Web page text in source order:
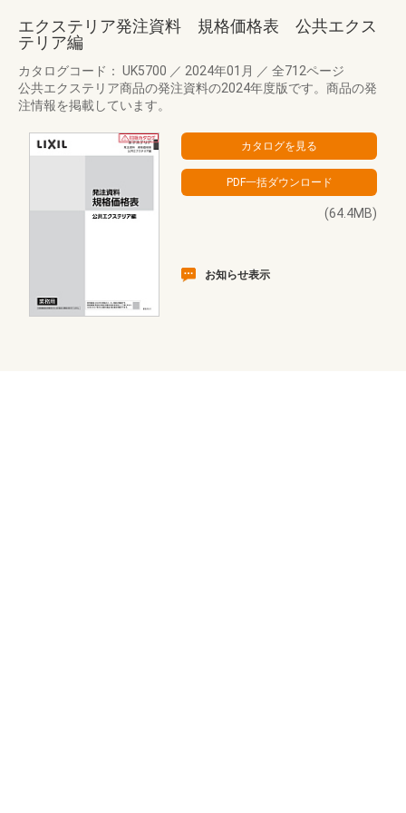
エクステリア発注資料 規格価格表 公共エクス
テリア編
カタログコード： UK5700 ／ 2024年01月 ／ 全712ページ
公共エクステリア商品の発注資料の2024年度版です。商品の発
注情報を掲載しています。
(64.4MB)
お知らせ表示